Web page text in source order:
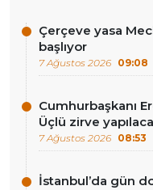
Çerçeve yasa
başlıyor
7 Ağustos 2026 09:08
Cumhurbaşkanı
Üçlü zirve
7 Ağustos 2026 08:53
İstanbul’da gün